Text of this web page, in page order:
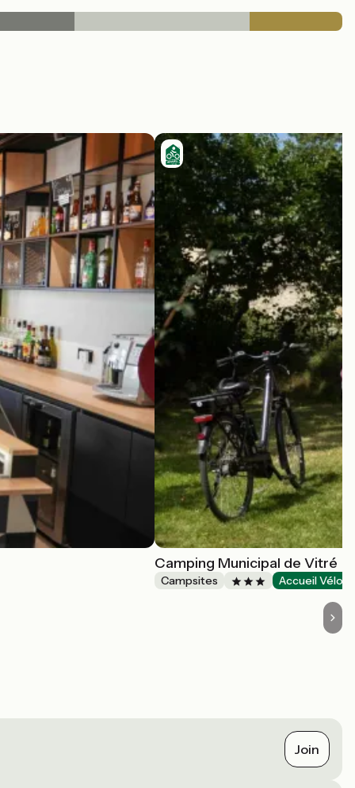
Camping Municipal de Vitré
Campsites Accueil Vélo
Join